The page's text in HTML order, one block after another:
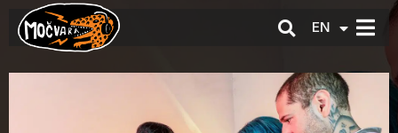
EN
HR